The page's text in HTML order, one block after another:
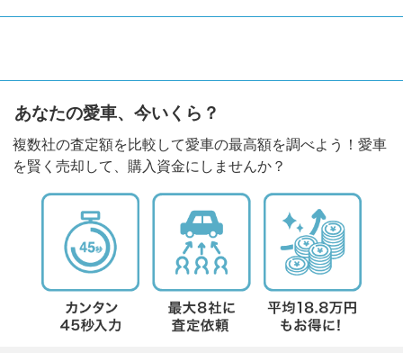
あなたの愛車、今いくら？
複数社の査定額を比較して愛車の最高額を調べよう！愛車
を賢く売却して、購入資金にしませんか？